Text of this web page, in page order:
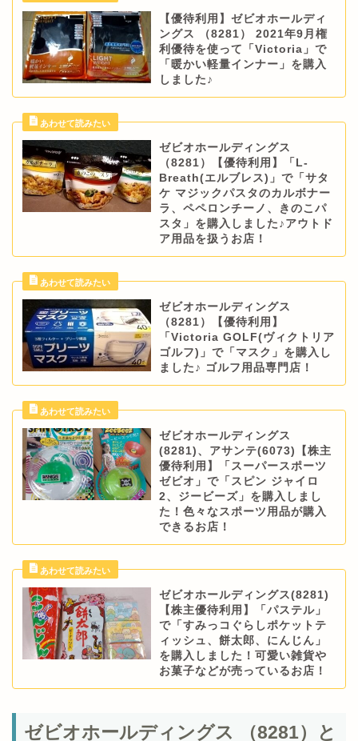
【優待利用】ゼビオホールディ
ングス （8281） 2021年9月権
利優待を使って「Victoria」で
「暖かい軽量インナー」を購入
しました♪
ゼビオホールディングス
（8281）【優待利用】「L-
Breath(エルブレス)」で「サタ
ケ マジックパスタのカルボナー
ラ、ペペロンチーノ、きのこパ
スタ」を購入しました♪アウトド
ア用品を扱うお店！
ゼビオホールディングス
（8281）【優待利用】
「Victoria GOLF(ヴィクトリア
ゴルフ)」で「マスク」を購入し
ました♪ ゴルフ用品専門店！
ゼビオホールディングス
(8281)、アサンテ(6073)【株主
優待利用】「スーパースポーツ
ゼビオ」で「スピン ジャイロ
2、ジービーズ」を購入しまし
た！色々なスポーツ用品が購入
できるお店！
ゼビオホールディングス(8281)
【株主優待利用】「パステル」
で「すみっコぐらしポケットテ
ィッシュ、餅太郎、にんじん」
を購入しました！可愛い雑貨や
お菓子などが売っているお店！
ゼビオホールディングス （8281）と